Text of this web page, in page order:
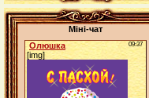
Міні-чат